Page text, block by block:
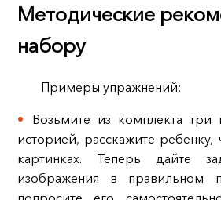
Методические
набору
Примеры упражнений:
Возьмите из комплекта три
историей, расскажите ребенку,
картинках. Теперь дайте
изображения в правильном